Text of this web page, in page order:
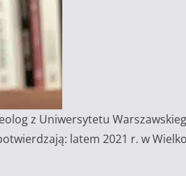
z Uniwersytetu
latem 2021 r. w